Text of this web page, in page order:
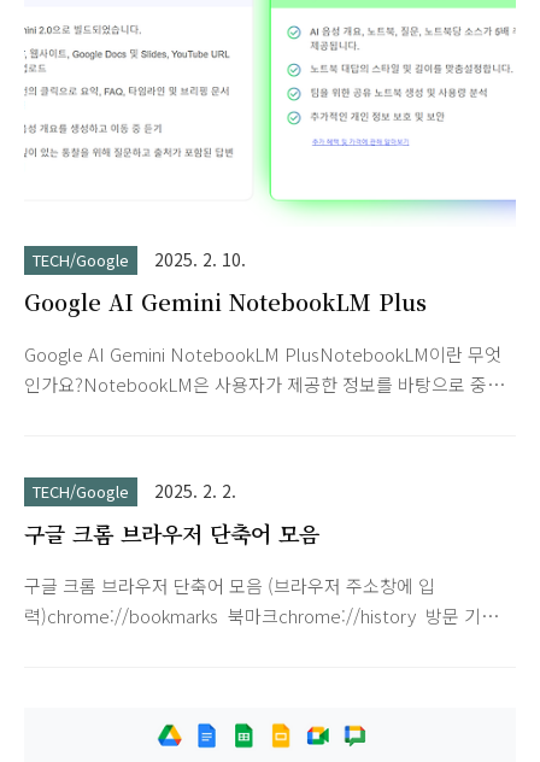
돌 발생: GWS 관리자가 사용자에게 user@yourdomain.com 주
소를 할당하려고 할 때..
TECH/Google 2025. 2. 10.
Google AI Gemini NotebookLM Plus
Google AI Gemini NotebookLM PlusNotebookLM이란 무엇
인가요?NotebookLM은 사용자가 제공한 정보를 바탕으로 중요
러 주제를 흥미롭게 연결해 줍니다. 갖고 있는 소스를 흥미로운
오디오 토론으로 전환하여 이동하면서 듣고 학습하세
요.NotebookLM Plus는 한층 강화된 기능이 제공되는 프리미엄
길이를 조정하고, 팀원들에게 공유할 수 있는 노트북을 만들고,
사용 분석을 확인하세요. 또한 NotebookLM Plus 사용자에게는
TECH/Google 2025. 2. 2.
구글 크롬 브라우저 단축어 모음
구글 크롬 브라우저 단축어 모음 (브라우저 주소창에 입
력)chrome://bookmarks 북마크chrome://history 방문 기록
된 확장 프로그램chrome://extentions/shortcuts 확장 프로그